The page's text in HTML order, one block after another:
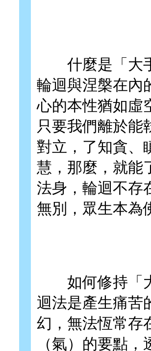
什麼是「大手
輪迴與涅槃在內
心的本性猶如虛
只要我們離於能
對立，了知貪、
慧，那麼，就能
法身，輪迴不存
無別，眾生本為
如何修持「大
迴法是產生痛苦
幻，無法恆常存
（氣）的要點